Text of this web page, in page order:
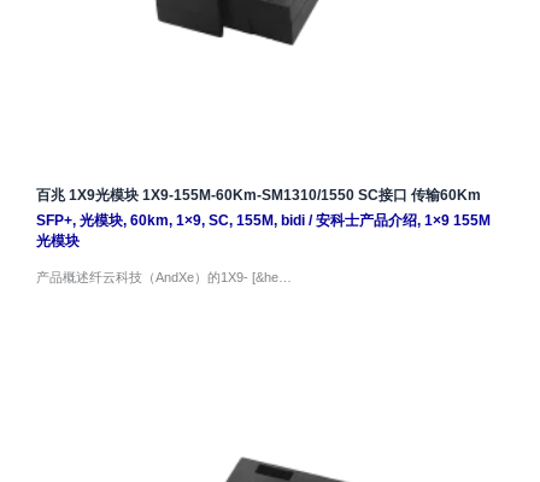
百兆 1X9光模块 1X9-155M-60Km-SM1310/1550 SC接口 传输60Km
SFP+, 光模块, 60km, 1×9, SC, 155M, bidi/安科士产品介绍, 1×9 155M
光模块
产品概述纤云科技（AndXe）的1X9- [&he…